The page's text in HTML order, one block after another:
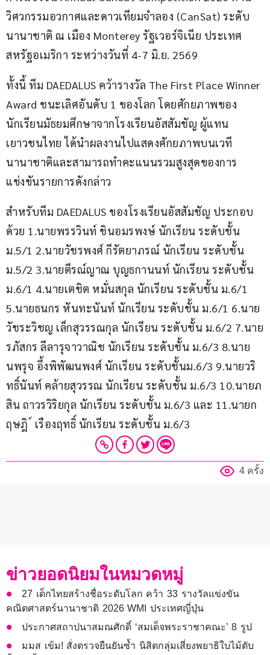
วิศวกรรมอวกาศและดาวเทียมจำลอง (CanSat) ระดับ
นานาชาติ ณ เมือง Monterey รัฐเวอร์จิเนีย ประเทศ
สหรัฐอเมริกา ระหว่างวันที่ 4-7 มิ.ย. 2569
ทั้งนี้ ทีม DAEDALUS คว้ารางวัล The First Place Winner
Award ชนะเลิศอันดับ 1 ของโลก โดยศักยภาพของ
นักเรียนมัธยมศึกษาจากโรงเรียนอัสสัมชัญ ผู้แทน
เยาวชนไทย ได้นำผลงานไปแสดงศักยภาพบนเวที
นานาชาติและสามารถทำคะแนนรวมสูงสุดของการ
แข่งขันรายการดังกล่าว
สำหรับทีม DAEDALUS ของโรงเรียนอัสสัมชัญ ประกอบ
ด้วย 1.นายพรรวินท์ ชินอมรพงษ์ นักเรียน ระดับชั้น
ม.5/1 2.นายวัชรพงศ์ กีรัตยาภรณ์ นักเรียน ระดับชั้น
ม.5/2 3.นายตีรณ์ญาณ บุญธกานนท์ นักเรียน ระดับชั้น
ม.6/1 4.นายเตชิต หมั่นสกุล นักเรียน ระดับชั้น ม.6/1
5.นายธนกร หันทะนันท์ นักเรียน ระดับชั้น ม.6/1 6.นาย
วัชระวิชญ เล็กสุวรรณกุล นักเรียน ระดับชั้น ม.6/2 7.นาย
รภัสกร ลีลารุจาวาณิช นักเรียน ระดับชั้น ม.6/3 8.นาย
นพรุจ อึ้งพิพัฒนพงศ์ นักเรียน ระดับชั้นม.6/3 9.นายวริ
ทธิ์นันท์ คล้ายสุวรรณ นักเรียน ระดับชั้น ม.6/3 10.นายภ
สิน ถาวรวิริยกุล นักเรียน ระดับชั้น ม.6/3 และ 11.นายก
ฤษฎิ ์ เรืองฤทธิ์ นักเรียน ระดับชั้น ม.6/3
4 ครั้ง
ข่าวยอดนิยมในหมวดหมู่
27 เด็กไทยสร้างชื่อระดับโลก คว้า 33 รางวัลแข่งขัน
คณิตศาสตร์นานาชาติ 2026 WMI ประเทศญี่ปุ่น
ประกาศสถาปนาสมณศักดิ์ ‘สมเด็จพระราชาคณะ’ 8 รูป
มมส เข้ม! สั่งตรวจยืนยันซ้ำ นิสิตกลุ่มเสี่ยงพยาธิใบไม้ตับ